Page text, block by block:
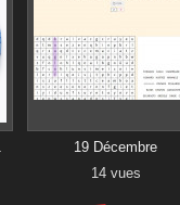
19 Décembre
14 vues